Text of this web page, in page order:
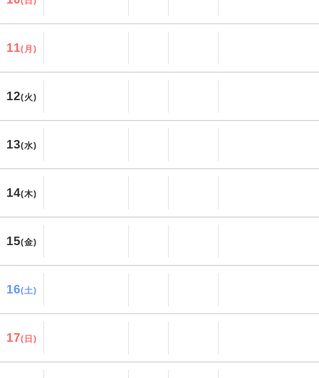
11(月)
12(火)
13(水)
14(木)
15(金)
16(土)
17(日)